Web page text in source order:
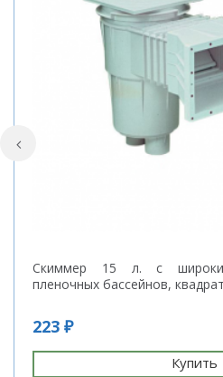
Скиммер 15 л. с
пленочных бассейнов,
223 ₽
Купить